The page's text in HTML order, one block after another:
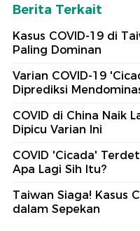
Berita Terkait
Kasus COVID-19 di
Paling Dominan
Varian COVID-19
Diprediksi
COVID di China Naik
Dipicu Varian Ini
COVID 'Cicada'
Apa Lagi Sih Itu?
Taiwan Siaga! Kasus
dalam Sepekan